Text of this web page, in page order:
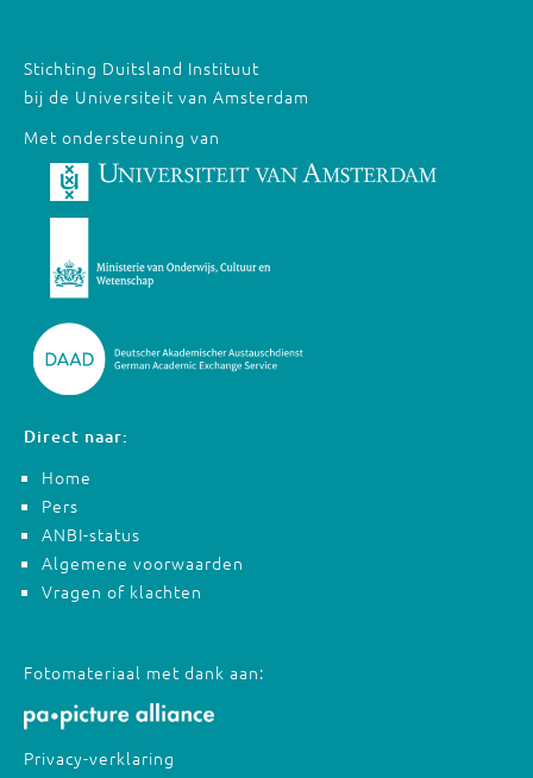
Stichting Duitsland Instituut
bij de Universiteit van Amsterdam
Met ondersteuning van
Direct naar:
Home
Pers
ANBI-status
Algemene voorwaarden
Vragen of klachten
Fotomateriaal met dank aan:
Privacy-verklaring